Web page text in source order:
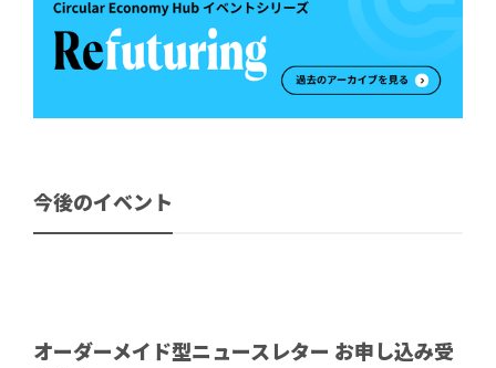
今後のイベント
オーダーメイド型ニュースレター お申し込み受